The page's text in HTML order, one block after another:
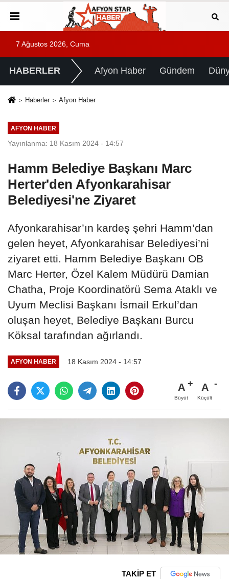
7 Ağustos 2026, Cuma
HABERLER Afyon Haber Gündem
Haberler Afyon Haber
AFYON HABER
Yayınlanma: 18 Kasım 2024 - 14:57
Hamm Belediye Başkanı Marc
Herter'den Afyonkarahisar
Belediyesi'ne Ziyaret
Afyonkarahisar’ın kardeş şehri Hamm’dan
gelen heyet, Afyonkarahisar Belediyesi’ni
ziyaret etti. Hamm Belediye Başkanı OB
Marc Herter, Özel Kalem Müdürü Damian
Chatha, Proje Koordinatörü Sema Ataklı ve
Uyum Meclisi Başkanı İsmail Erkul’dan
oluşan heyet, Belediye Başkanı Burcu
Köksal tarafından ağırlandı.
AFYON HABER 18 Kasım 2024 - 14:57
A
Büyüt
A
Küçült
TAKİP ET